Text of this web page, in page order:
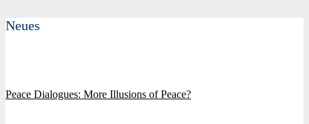
Neues
Peace Dialogues: More Illusions of Peace?